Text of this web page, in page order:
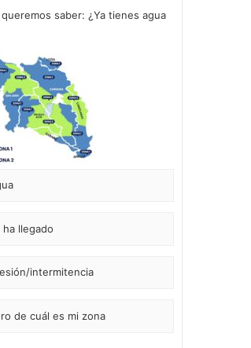
saber: ¿Ya tienes agua
llegado
intermitencia
de cuál es mi zona